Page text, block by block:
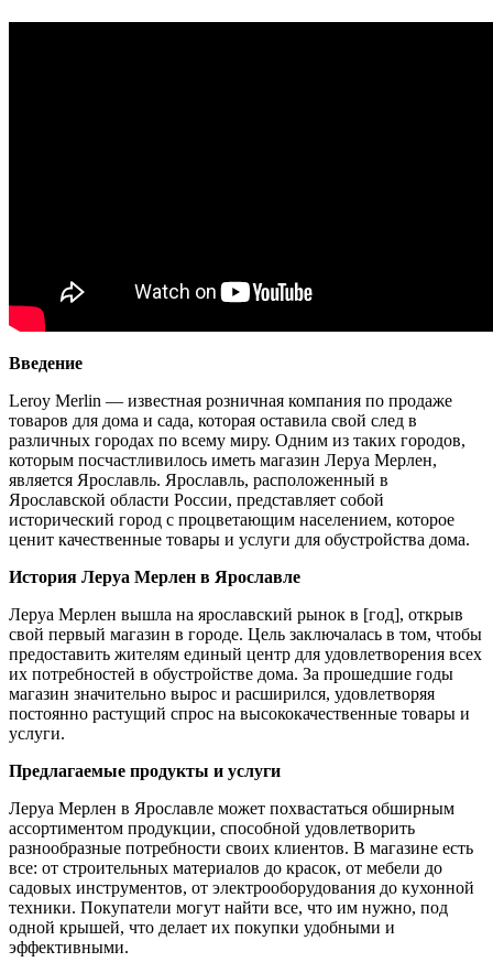
Введение
Leroy Merlin — известная розничная компания по продаже
товаров для дома и сада, которая оставила свой след в
различных городах по всему миру. Одним из таких городов,
которым посчастливилось иметь магазин Леруа Мерлен,
является Ярославль. Ярославль, расположенный в
Ярославской области России, представляет собой
исторический город с процветающим населением, которое
ценит качественные товары и услуги для обустройства дома.
История Леруа Мерлен в Ярославле
Леруа Мерлен вышла на ярославский рынок в [год], открыв
свой первый магазин в городе. Цель заключалась в том, чтобы
предоставить жителям единый центр для удовлетворения всех
их потребностей в обустройстве дома. За прошедшие годы
магазин значительно вырос и расширился, удовлетворяя
постоянно растущий спрос на высококачественные товары и
услуги.
Предлагаемые продукты и услуги
Леруа Мерлен в Ярославле может похвастаться обширным
ассортиментом продукции, способной удовлетворить
разнообразные потребности своих клиентов. В магазине есть
все: от строительных материалов до красок, от мебели до
садовых инструментов, от электрооборудования до кухонной
техники. Покупатели могут найти все, что им нужно, под
одной крышей, что делает их покупки удобными и
эффективными.